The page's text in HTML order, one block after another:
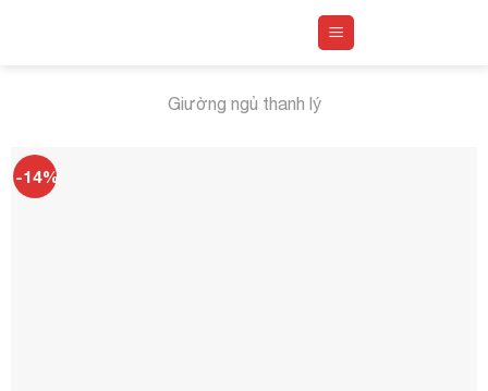
Giường ngủ thanh lý
-14%